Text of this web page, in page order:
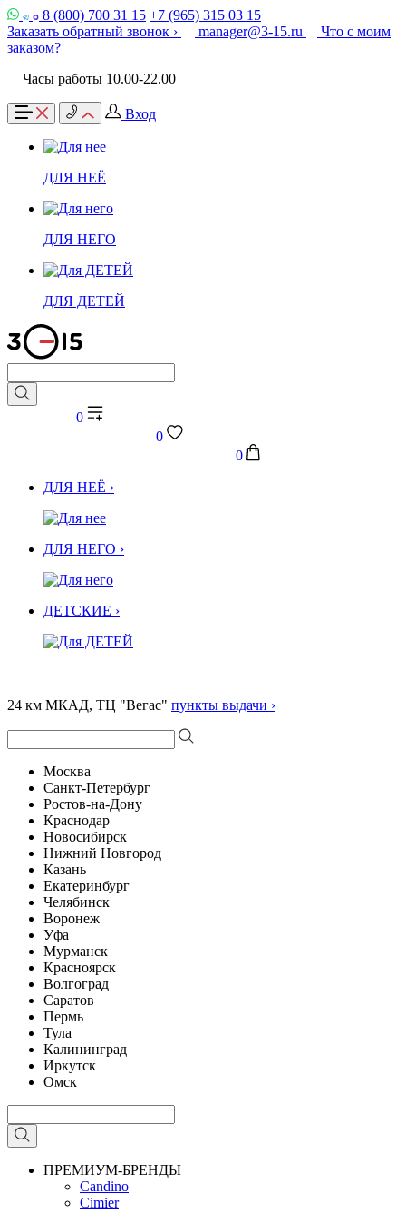
8 (800) 700 31 15 +7 (965) 315 03 15
Заказать обратный звонок ›
manager@3-15.ru
Что с моим
заказом?
Часы работы 10.00-22.00
Вход
ДЛЯ НЕЁ
ДЛЯ НЕГО
ДЛЯ ДЕТЕЙ
0
0
0
ДЛЯ НЕЁ ›
ДЛЯ НЕГО ›
ДЕТСКИЕ ›
24 км МКАД, ТЦ "Вегас" пункты выдачи ›
Москва
Санкт-Петербург
Ростов-на-Дону
Краснодар
Новосибирск
Нижний Новгород
Казань
Екатеринбург
Челябинск
Воронеж
Уфа
Мурманск
Красноярск
Волгоград
Саратов
Пермь
Тула
Калининград
Иркутск
Омск
ПРЕМИУМ-БРЕНДЫ
Candino
Cimier